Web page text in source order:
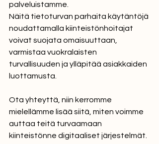
palveluistamme.
Näitä tietoturvan parhaita käytäntöjä
noudattamalla kiinteistönhoitajat
voivat suojata omaisuuttaan,
varmistaa vuokralaisten
turvallisuuden ja ylläpitää asiakkaiden
luottamusta.
Ota yhteyttä, niin kerromme
mielellämme lisää siitä, miten voimme
auttaa teitä turvaamaan
kiinteistönne digitaaliset järjestelmät.